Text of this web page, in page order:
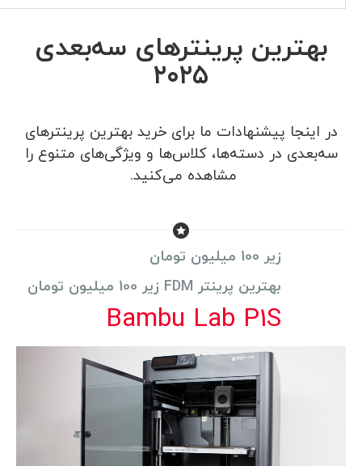
بهترین پرینترهای سه‌بعدی
۲۰۲۵
در اینجا پیشنهادات ما برای خرید بهترین پرینترهای
سه‌بعدی در دسته‌ها، کلاس‌ها و ویژگی‌های متنوع را
مشاهده می‌کنید.
زیر 100 میلیون تومان
بهترین پرینتر FDM زیر 100 میلیون تومان
Bambu Lab P1S